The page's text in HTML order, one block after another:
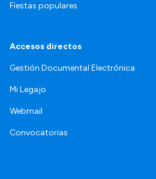
Fiestas populares
Accesos directos
Gestión Documental Electrónica
Mi Legajo
Webmail
Convocatorias